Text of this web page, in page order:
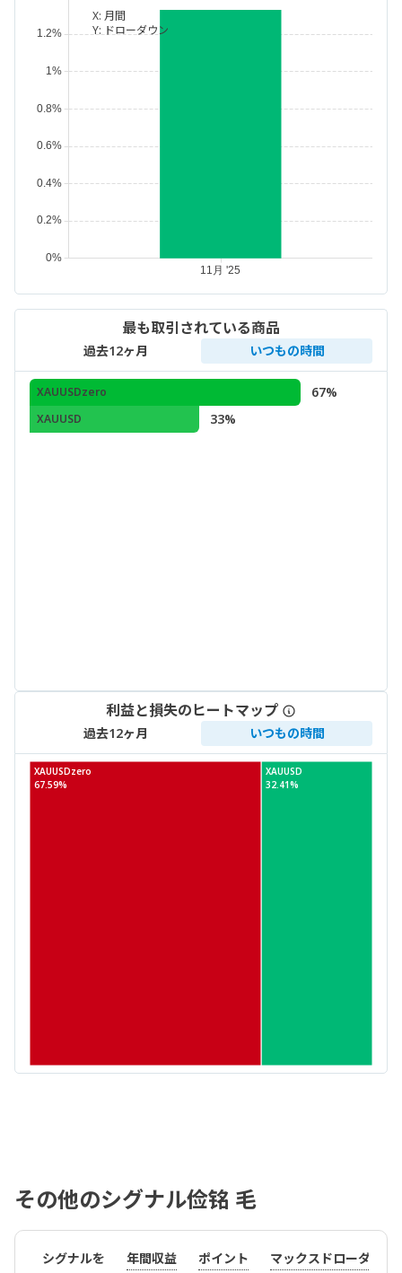
X: 月間
Y: ドローダウン
最も取引されている商品
過去12ヶ月 いつもの時間
XAUUSDzero 67%
XAUUSD 33%
利益と損失のヒートマップ
過去12ヶ月 いつもの時間
XAUUSDzero
XAUUSD
67.59%
32.41%
その他のシグナル俭铭 毛
シグナルを 年間収益 ポイント マックスドローダウン